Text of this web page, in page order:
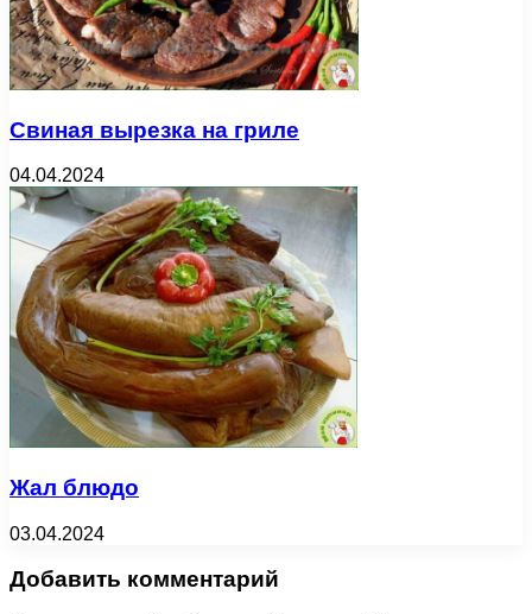
Свиная вырезка на гриле
04.04.2024
Жал блюдо
03.04.2024
Добавить комментарий